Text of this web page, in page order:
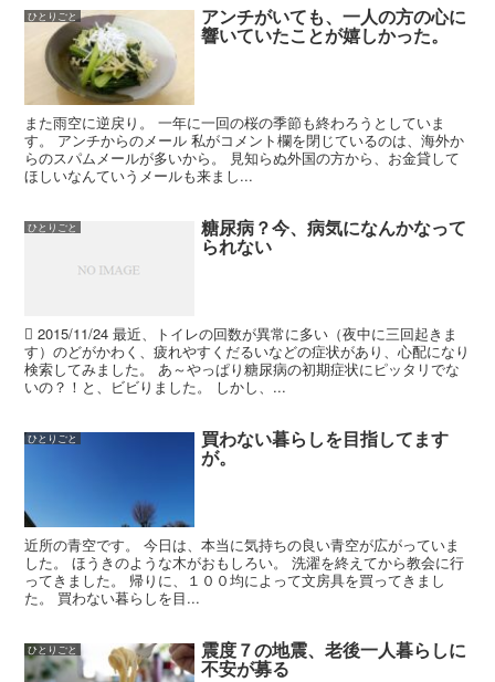
ひとりごと アンチがいても、一人の方の心に
響いていたことが嬉しかった。
また雨空に逆戻り。 一年に一回の桜の季節も終わろうとしていま
す。 アンチからのメール 私がコメント欄を閉じているのは、海外か
らのスパムメールが多いから。 見知らぬ外国の方から、お金貸して
ほしいなんていうメールも来まし...
ひとりごと 糖尿病？今、病気になんかなって
られない
 2015/11/24 最近、トイレの回数が異常に多い（夜中に三回起きま
す）のどがかわく、疲れやすくだるいなどの症状があり、心配になり
検索してみました。 あ～やっぱり糖尿病の初期症状にピッタリでな
いの？！と、ビビりました。 しかし、...
ひとりごと 買わない暮らしを目指してます
が。
近所の青空です。 今日は、本当に気持ちの良い青空が広がっていま
した。 ほうきのような木がおもしろい。 洗濯を終えてから教会に行
ってきました。 帰りに、１００均によって文房具を買ってきまし
た。 買わない暮らしを目...
ひとりごと 震度７の地震、老後一人暮らしに
不安が募る